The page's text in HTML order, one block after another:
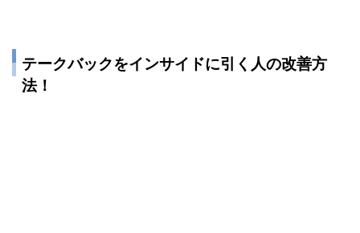
テークバックをインサイドに引く人の改善方
法！